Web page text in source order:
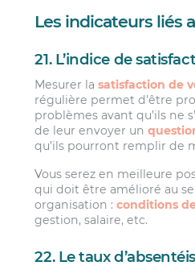
Les indicateurs liés
21. L’indice de
Mesurer lasatisfaction de
régulière permet d’être
problèmes avant qu’ils ne
de leur envoyer un
qu’ils pourront remplir de
Vous serez en meilleure
qui doit être amélioré au
organisation :conditions
gestion, salaire, etc.
22. Le taux